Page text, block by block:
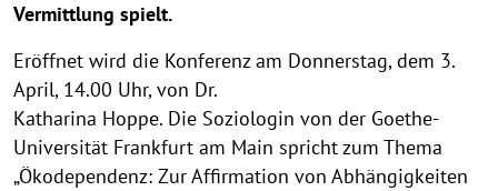
Vermittlung spielt.
Eröffnet wird die Konferenz am Donnerstag, dem 3.
April, 14.00 Uhr, von Dr.
Katharina Hoppe. Die Soziologin von der Goethe-
Universität Frankfurt am Main spricht zum Thema
„Ökodependenz: Zur Affirmation von Abhängigkeiten